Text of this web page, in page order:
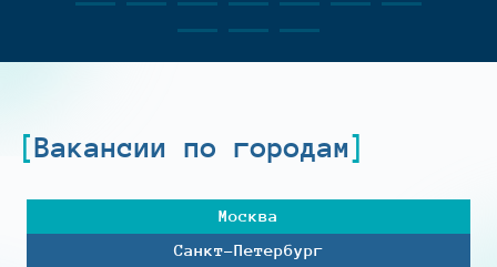
Вакансии по городам
Москва
Санкт-Петербург